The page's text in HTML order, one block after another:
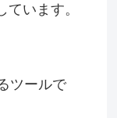
います。
ツールで